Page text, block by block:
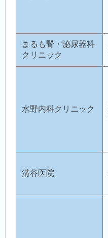
まるも腎・泌尿器科
クリニック
水野内科クリニック
溝谷医院